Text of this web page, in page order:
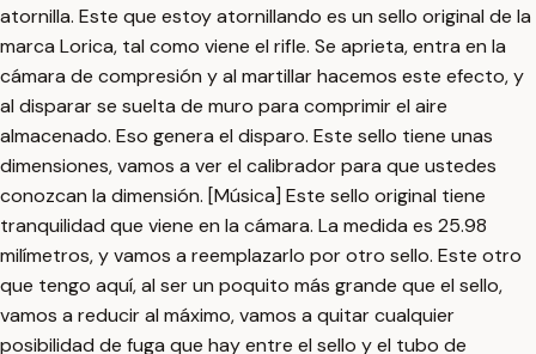
atornilla. Este que estoy atornillando es un sello original de la
marca Lorica, tal como viene el rifle. Se aprieta, entra en la
cámara de compresión y al martillar hacemos este efecto, y
al disparar se suelta de muro para comprimir el aire
almacenado. Eso genera el disparo. Este sello tiene unas
dimensiones, vamos a ver el calibrador para que ustedes
conozcan la dimensión. [Música] Este sello original tiene
tranquilidad que viene en la cámara. La medida es 25.98
milímetros, y vamos a reemplazarlo por otro sello. Este otro
que tengo aquí, al ser un poquito más grande que el sello,
vamos a reducir al máximo, vamos a quitar cualquier
posibilidad de fuga que hay entre el sello y el tubo de